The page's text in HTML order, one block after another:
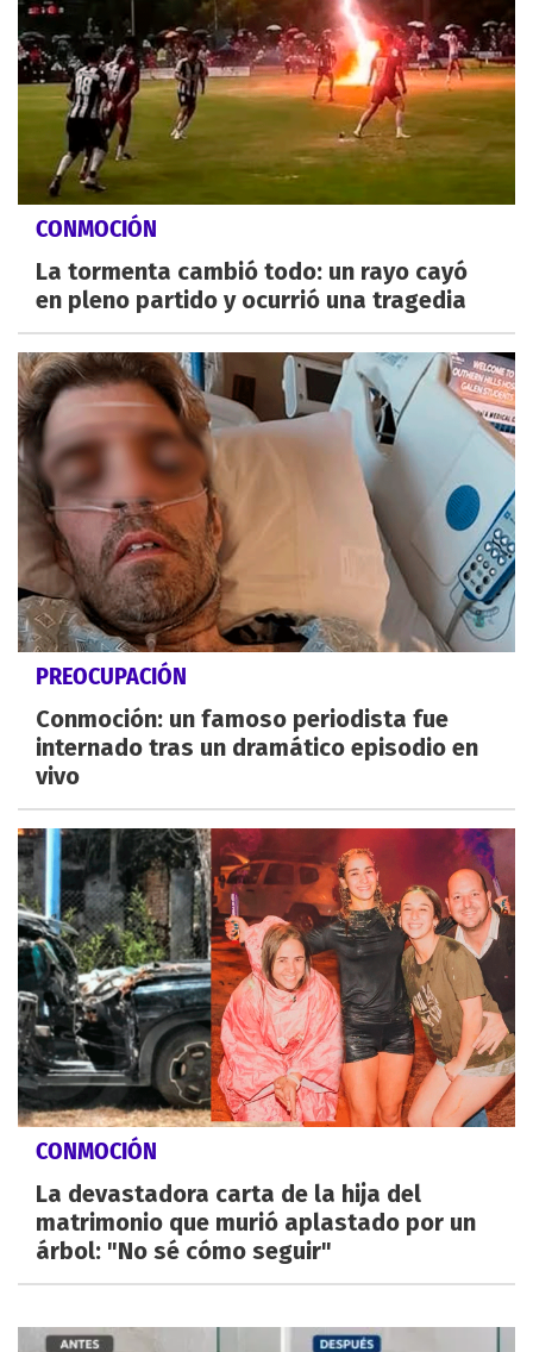
CONMOCIÓN
La tormenta cambió todo: un rayo cayó
en pleno partido y ocurrió una tragedia
PREOCUPACIÓN
Conmoción: un famoso periodista fue
internado tras un dramático episodio en
vivo
CONMOCIÓN
La devastadora carta de la hija del
matrimonio que murió aplastado por un
árbol: "No sé cómo seguir"